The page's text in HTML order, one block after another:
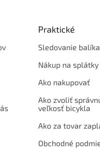
Praktické
Sledovanie
Nákup na splátky
Ako nakupovať
Ako zvoliť
veľkosť bicykla
Ako za tovar
Obchodné